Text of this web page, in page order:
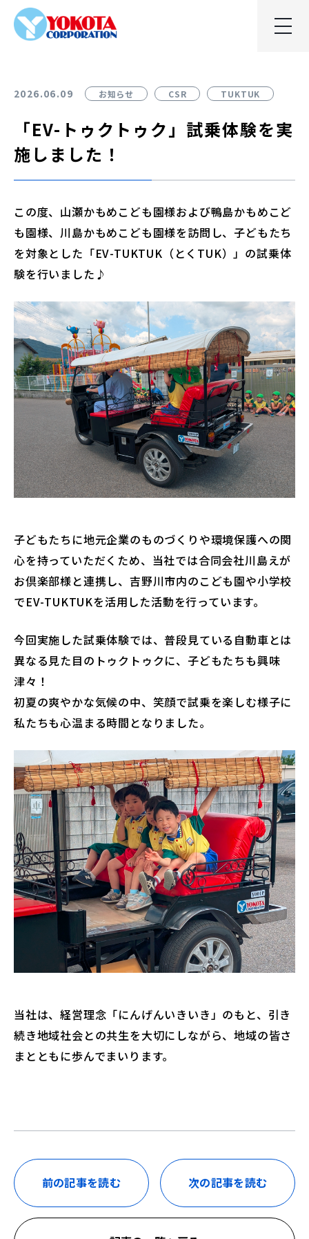
2026.06.09 お知らせ CSR TUKTUK
「EV-トゥクトゥク」試乗体験を実
施しました！
この度、山瀬かもめこども園様および鴨島かもめこど
も園様、川島かもめこども園様を訪問し、子どもたち
を対象とした「EV-TUKTUK（とくTUK）」の試乗体
験を行いました♪
子どもたちに地元企業のものづくりや環境保護への関
心を持っていただくため、当社では合同会社川島えが
お倶楽部様と連携し、吉野川市内のこども園や小学校
でEV-TUKTUKを活用した活動を行っています。
今回実施した試乗体験では、普段見ている自動車とは
異なる見た目のトゥクトゥクに、子どもたちも興味
津々！
初夏の爽やかな気候の中、笑顔で試乗を楽しむ様子に
私たちも心温まる時間となりました。
当社は、経営理念「にんげんいきいき」のもと、引き
続き地域社会との共生を大切にしながら、地域の皆さ
まとともに歩んでまいります。
前の記事を読む 次の記事を読む